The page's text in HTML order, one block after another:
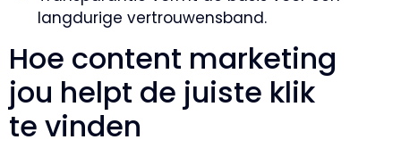
langdurige vertrouwensband.
Hoe content marketing
jou helpt de juiste klik
te vinden